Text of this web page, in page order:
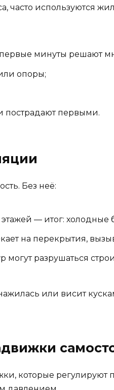
часто используются
минуты решают
опоры;
пострадают первыми.
Без неё:
— итог: холодные
на перекрытия,
разрушаться
или висит
которые регулируют